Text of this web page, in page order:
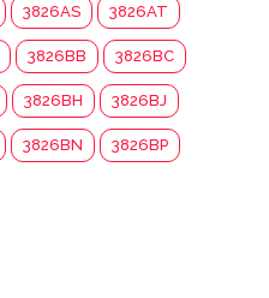
3826AS 3826AT
3826BB 3826BC
3826BH 3826BJ
3826BN 3826BP